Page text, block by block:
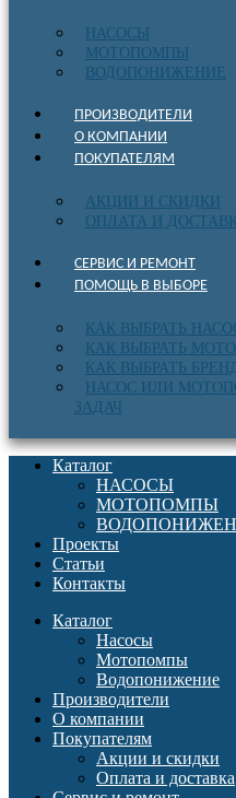
НАСОСЫ
МОТОПОМПЫ
ВОДОПОНИЖЕНИЕ
ПРОИЗВОДИТЕЛИ
О КОМПАНИИ
ПОКУПАТЕЛЯМ
АКЦИИ И СКИДКИ
ОПЛАТА И
СЕРВИС И РЕМОНТ
ПОМОЩЬ В ВЫБОРЕ
КАК ВЫБРАТЬ
КАК ВЫБРАТЬ
КАК ВЫБРАТЬ
НАСОС ИЛИ
ЗАДАЧ
Каталог
НАСОСЫ
МОТОПОМПЫ
Проекты
Статьи
Контакты
Каталог
Насосы
Мотопомпы
Водопонижение
Производители
О компании
Покупателям
Акции и скидки
Оплата и доставка